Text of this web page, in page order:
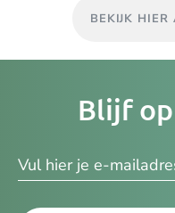
BEKIJK HIER
Blijf